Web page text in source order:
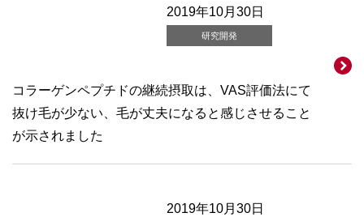
2019年10月30日
研究開発
コラーゲンペプチドの継続摂取は、VAS評価法にて
抜け毛が少ない、毛が丈夫になると感じさせること
が示されました
2019年10月30日